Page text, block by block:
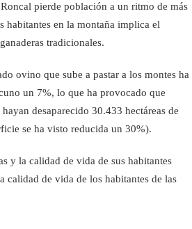
pierde población a un ritmo de más
habitantes en la montaña implica el
tradicionales.
ovino que sube a pastar a los montes ha
un 7%, lo que ha provocado que
desaparecido 30.433 hectáreas de
se ha visto reducida un 30%).
y la calidad de vida de sus habitantes
calidad de vida de los habitantes de las